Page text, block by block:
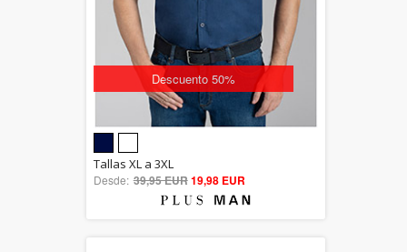
Descuento 50%
5.00
out of 5
Tallas XL a 3XL
Desde: 39,95 EUR19,98 EUR